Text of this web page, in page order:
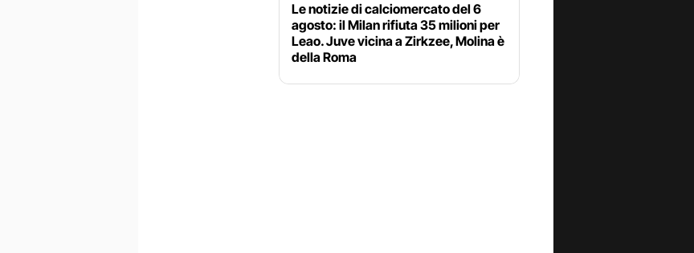
Le notizie di calciomercato del 6
agosto: il Milan rifiuta 35 milioni per
Leao. Juve vicina a Zirkzee, Molina è
della Roma